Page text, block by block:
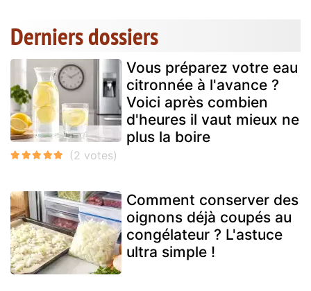
Derniers dossiers
Vous préparez votre eau
citronnée à l'avance ?
Voici après combien
d'heures il vaut mieux ne
plus la boire
Comment conserver des
oignons déjà coupés au
congélateur ? L'astuce
ultra simple !